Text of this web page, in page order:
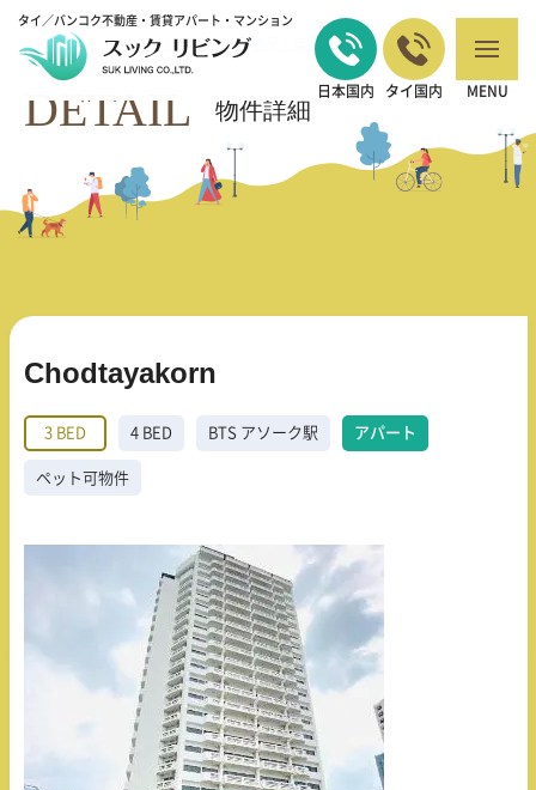
タイ／バンコク不動産・賃貸アパート・マンション
日本国内 タイ国内 MENU
バンコクの不動産・賃貸 TOP> 3 BED >Chodtayakorn
DETAIL 物件詳細
Chodtayakorn
3 BED 4 BED BTS アソーク駅 アパート
ペット可物件